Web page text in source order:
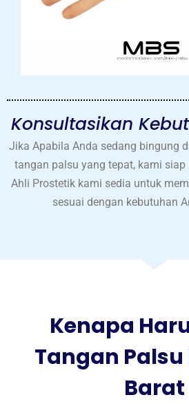
Konsultasikan
Jika Apabila Anda sedang bingung
tangan palsu yang tepat, kami
Ahli Prostetik kami sedia untuk
sesuai dengan kebutuhan
Kenapa
Tangan
Barat